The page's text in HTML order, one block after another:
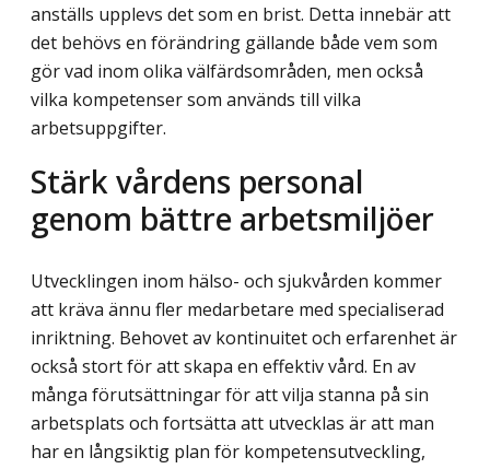
anställs upplevs det som en brist. Detta innebär att
det behövs en förändring gällande både vem som
gör vad inom olika välfärdsområden, men också
vilka kompetenser som används till vilka
arbetsuppgifter.
Stärk vårdens personal
genom bättre arbetsmiljöer
Utvecklingen inom hälso- och sjukvården kommer
att kräva ännu fler medarbetare med specialiserad
inriktning. Behovet av kontinuitet och erfarenhet är
också stort för att skapa en effektiv vård. En av
många förutsättningar för att vilja stanna på sin
arbetsplats och fortsätta att utvecklas är att man
har en långsiktig plan för kompetensutveckling,